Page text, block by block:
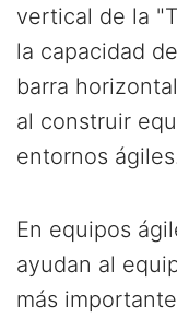
vertical de la
la capacidad
barra
al construir
entornos
En equipos
ayudan al
más